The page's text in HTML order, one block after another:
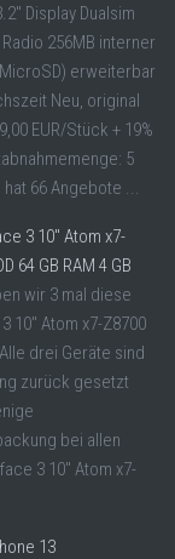
Display Dualsim
256MB interner
erweiterbar
Neu, original
EUR/Stück + 19%
5
66 Angebote ...
3 10″ Atom x7-
64 GB RAM 4 GB
wir 3 mal diese
10" Atom x7-Z8700
drei Geräte sind
zurück gesetzt
bei allen
3 10" Atom x7-
13